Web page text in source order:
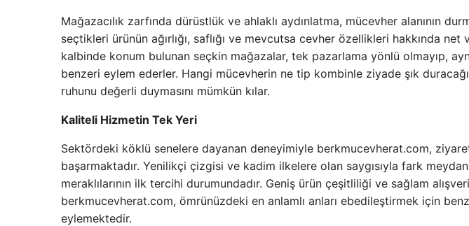
Mağazacılık zarfında dürüstlük ve ahlaklı aydınlatma, mücevher alanının
seçtikleri ürünün ağırlığı, saflığı ve mevcutsa cevher özellikleri hakkında net
kalbinde konum bulunan seçkin mağazalar, tek pazarlama yönlü olmayıp,
benzeri eylem ederler. Hangi mücevherin ne tip kombinle ziyade şık
ruhunu değerli duymasını mümkün kılar.
Kaliteli Hizmetin Tek Yeri
Sektördeki köklü senelere dayanan deneyimiyle berkmucevherat.com,
başarmaktadır. Yenilikçi çizgisi ve kadim ilkelere olan saygısıyla fark
meraklılarının ilk tercihi durumundadır. Geniş ürün çeşitliliği ve sağlam
berkmucevherat.com, ömrünüzdeki en anlamlı anları ebedileştirmek için
eylemektedir.